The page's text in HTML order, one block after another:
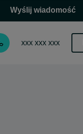
Wyślij wiadomość
xxx xxx xxx